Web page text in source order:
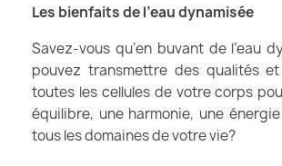
Les bienfaits de l’eau dynamisée
Savez-vous qu’en buvant de l’eau
pouvez transmettre des qualités
toutes les cellules de votre corps
équilibre, une harmonie, une
tous les domaines de votre vie?